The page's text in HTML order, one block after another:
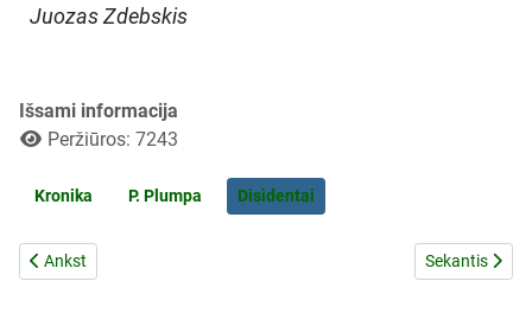
Juozas Zdebskis
Išsami informacija
Peržiūros: 7243
Kronika P. Plumpa Disidentai
Ankstesnis straipsnis: Dėl visiškos religijos laisvės
Ankst Kitas
Sekantis